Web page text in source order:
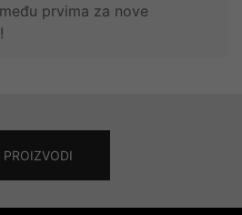
prvima za nove
PROIZVODI